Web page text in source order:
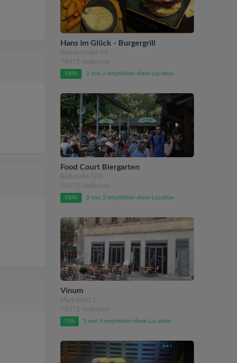
Hans im Glück - Burgergrill
Sülmerstraße 44
74072 Heilbronn
100% 2 von 2 empfehlen diese Location
Food Court Biergarten
Badstraße 100
74072 Heilbronn
100% 2 von 2 empfehlen diese Location
Vinum
Marktplatz 1
74072 Heilbronn
75% 3 von 4 empfehlen diese Location